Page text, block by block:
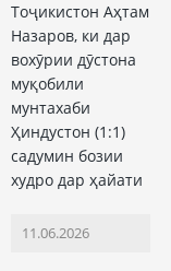
Тоҷикистон Аҳтам
Назаров, ки дар
вохӯрии дӯстона
муқобили
мунтахаби
Ҳиндустон (1:1)
садумин бозии
худро дар ҳайати
11.06.2026